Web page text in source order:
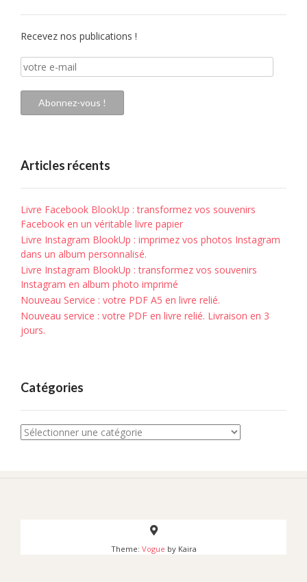
Recevez nos publications !
votre
e-
mail
Abonnez-vous !
Articles récents
Livre Facebook BlookUp : transformez vos souvenirs
Facebook en un véritable livre papier
Livre Instagram BlookUp : imprimez vos photos Instagram
dans un album personnalisé.
Livre Instagram BlookUp : transformez vos souvenirs
Instagram en album photo imprimé
Nouveau Service : votre PDF A5 en livre relié.
Nouveau service : votre PDF en livre relié. Livraison en 3
jours.
Catégories
Catégories
Theme: Vogue by Kaira